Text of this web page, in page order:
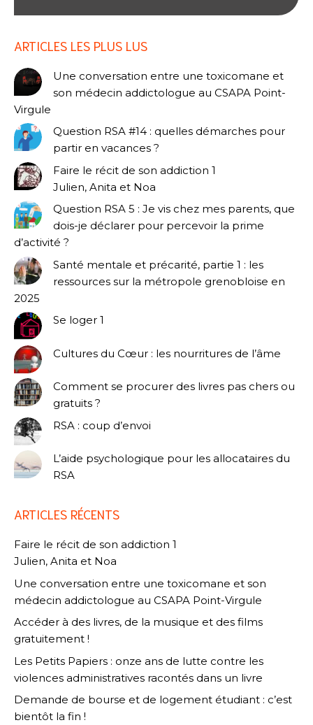
ARTICLES LES PLUS LUS
Une conversation entre une toxicomane et
son médecin addictologue au CSAPA Point-
Virgule
Question RSA #14 : quelles démarches pour
partir en vacances ?
Faire le récit de son addiction 1
Julien, Anita et Noa
Question RSA 5 : Je vis chez mes parents, que
dois-je déclarer pour percevoir la prime
d’activité ?
Santé mentale et précarité, partie 1 : les
ressources sur la métropole grenobloise en
2025
Se loger 1
Cultures du Cœur : les nourritures de l’âme
Comment se procurer des livres pas chers ou
gratuits ?
RSA : coup d’envoi
L’aide psychologique pour les allocataires du
RSA
ARTICLES RÉCENTS
Faire le récit de son addiction 1
Julien, Anita et Noa
Une conversation entre une toxicomane et son
médecin addictologue au CSAPA Point-Virgule
Accéder à des livres, de la musique et des films
gratuitement !
Les Petits Papiers : onze ans de lutte contre les
violences administratives racontés dans un livre
Demande de bourse et de logement étudiant : c’est
bientôt la fin !